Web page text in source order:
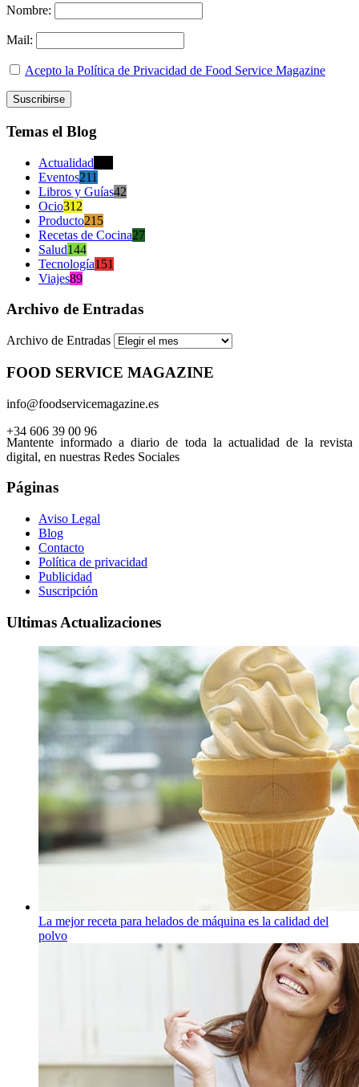
Nombre:
Mail:
Acepto la Política de Privacidad de Food Service Magazine
Temas el Blog
Actualidad
Eventos211
Libros y Guías42
Ocio312
Producto215
Recetas de Cocina27
Salud144
Tecnología151
Viajes89
Archivo de Entradas
Archivo de Entradas
FOOD SERVICE MAGAZINE
info@foodservicemagazine.es
+34 606 39 00 96
Mantente informado a diario de toda la actualidad de la revista
digital, en nuestras Redes Sociales
Páginas
Aviso Legal
Blog
Contacto
Política de privacidad
Publicidad
Suscripción
Ultimas Actualizaciones
La mejor receta para helados de máquina es la calidad del
polvo